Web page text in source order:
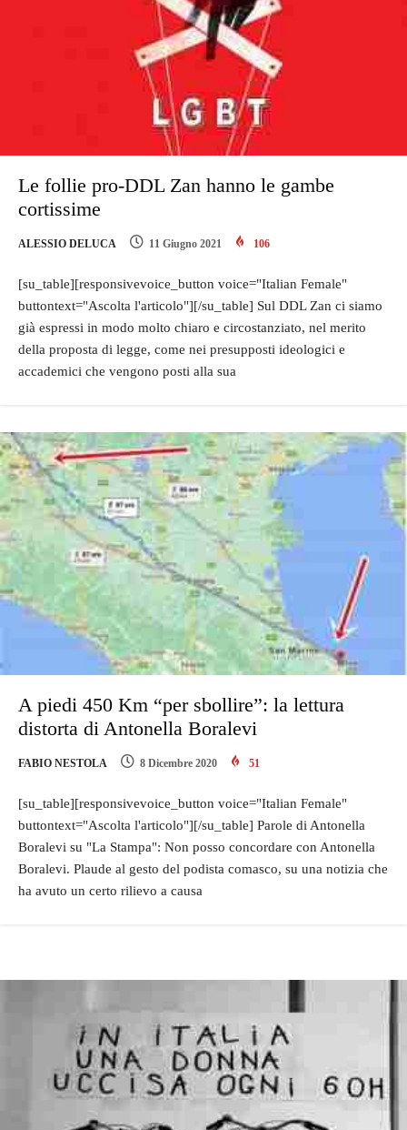
Le follie pro-DDL Zan hanno le gambe
cortissime
ALESSIO DELUCA 11 Giugno 2021 106
[su_table][responsivevoice_button voice="Italian Female"
buttontext="Ascolta l'articolo"][/su_table] Sul DDL Zan ci siamo
già espressi in modo molto chiaro e circostanziato, nel merito
della proposta di legge, come nei presupposti ideologici e
accademici che vengono posti alla sua
A piedi 450 Km “per sbollire”: la lettura
distorta di Antonella Boralevi
FABIO NESTOLA 8 Dicembre 2020 51
[su_table][responsivevoice_button voice="Italian Female"
buttontext="Ascolta l'articolo"][/su_table] Parole di Antonella
Boralevi su "La Stampa": Non posso concordare con Antonella
Boralevi. Plaude al gesto del podista comasco, su una notizia che
ha avuto un certo rilievo a causa